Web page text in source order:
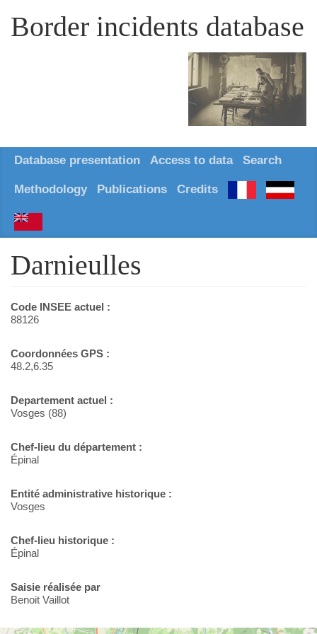
Border incidents database
Database presentation Access to data Search
Methodology Publications Credits
Darnieulles
Code INSEE actuel :
88126
Coordonnées GPS :
48.2,6.35
Departement actuel :
Vosges (88)
Chef-lieu du département :
Épinal
Entité administrative historique :
Vosges
Chef-lieu historique :
Épinal
Saisie réalisée par
Benoit Vaillot